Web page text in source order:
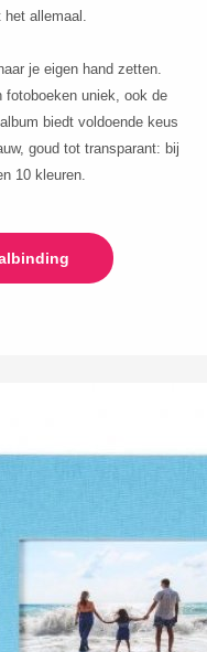
het allemaal.
je eigen hand zetten.
fotoboeken uniek, ook de
biedt voldoende keus
goud tot transparant: bij
10 kleuren.